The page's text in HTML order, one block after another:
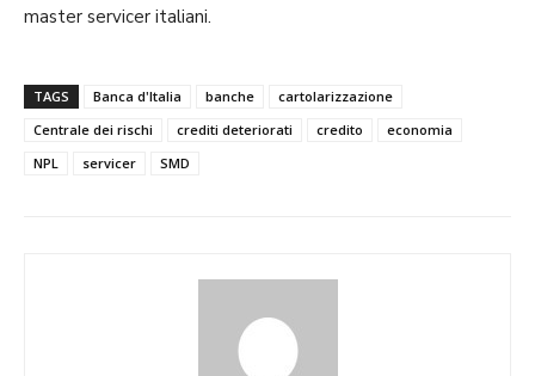
master servicer italiani.
TAGS Banca d'Italia banche
cartolarizzazione
Centrale dei rischi
crediti deteriorati credito
economia
NPL
servicer SMD